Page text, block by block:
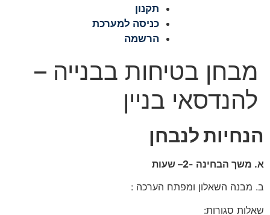
תקנון
כניסה למערכת
הרשמה
מבחן בטיחות בבנייה –
להנדסאי בניין
הנחיות לנבחן
א. משך הבחינה -2– שעות
ב. מבנה השאלון ומפתח הערכה :
שאלות סגורות: